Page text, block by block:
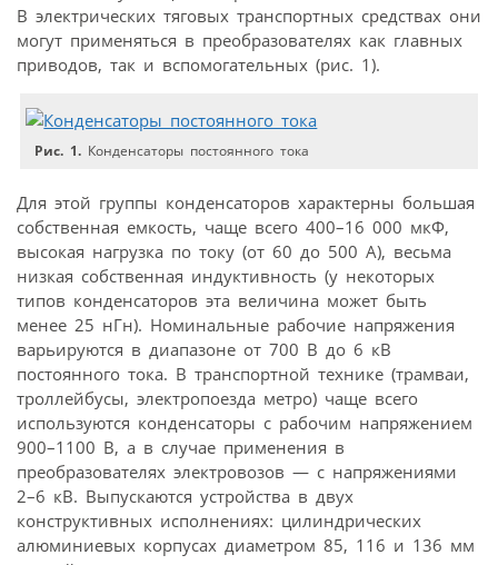
В электрических тяговых транспортных средствах они
могут применяться в преобразователях как главных
приводов, так и вспомогательных (рис. 1).
Рис. 1. Конденсаторы постоянного тока
Для этой группы конденсаторов характерны большая
собственная емкость, чаще всего 400–16 000 мкФ,
высокая нагрузка по току (от 60 до 500 A), весьма
низкая собственная индуктивность (у некоторых
типов конденсаторов эта величина может быть
менее 25 нГн). Номинальные рабочие напряжения
варьируются в диапазоне от 700 В до 6 кВ
постоянного тока. В транспортной технике (трамваи,
троллейбусы, электропоезда метро) чаще всего
используются конденсаторы с рабочим напряжением
900–1100 В, а в случае применения в
преобразователях электровозов — с напряжениями
2–6 кВ. Выпускаются устройства в двух
конструктивных исполнениях: цилиндрических
алюминиевых корпусах диаметром 85, 116 и 136 мм